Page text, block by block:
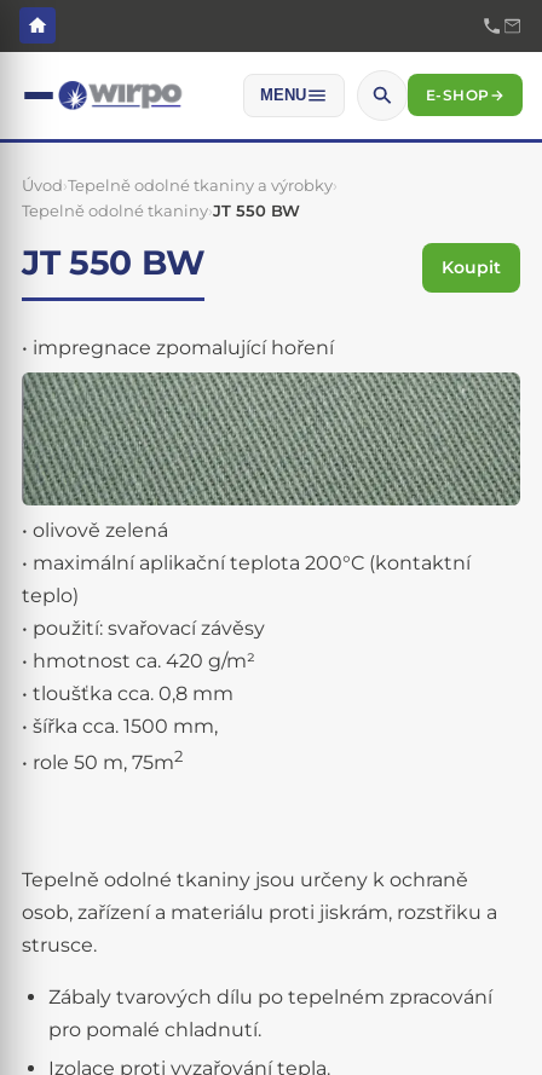
MENU E-SHOP→
Úvod›Tepelně odolné tkaniny a výrobky›
Tepelně odolné tkaniny›JT 550 BW
JT 550 BW Koupit
• impregnace zpomalující hoření
• olivově zelená
• maximální aplikační teplota 200°C (kontaktní
teplo)
• použití: svařovací závěsy
• hmotnost ca. 420 g/m²
• tloušťka cca. 0,8 mm
• šířka cca. 1500 mm,
• role 50 m, 75m2
Tepelně odolné tkaniny jsou určeny k ochraně
osob, zařízení a materiálu proti jiskrám, rozstřiku a
strusce.
Zábaly tvarových dílu po tepelném zpracování
pro pomalé chladnutí.
Izolace proti vyzařování tepla.